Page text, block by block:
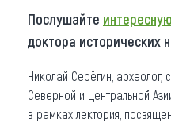
Послушайте
доктора исторических
Николай Серёгин, археолог,
Северной и Центральной
в рамках лектория,